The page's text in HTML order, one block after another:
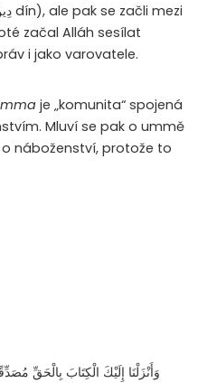
dín), ale pak se začli mezi
začal Alláh sesílat
i jako varovatele.
je „komunita“ spojená
Mluví se pak o ummě
náboženství, protože to
وَأَنْزَلْنَا إِلَيْكَ الْكِتَابَ بِالْحَقِّ